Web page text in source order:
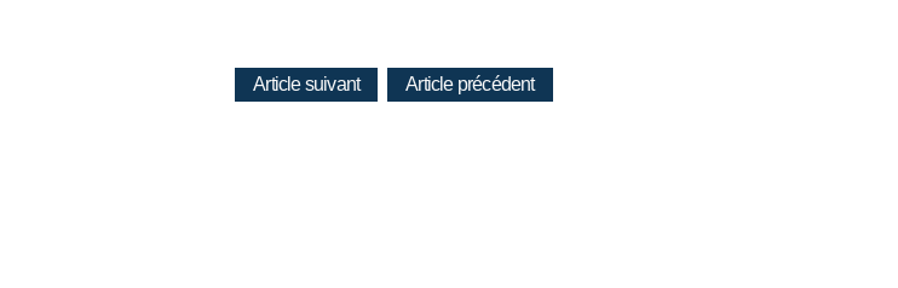
Article suivant Article précédent